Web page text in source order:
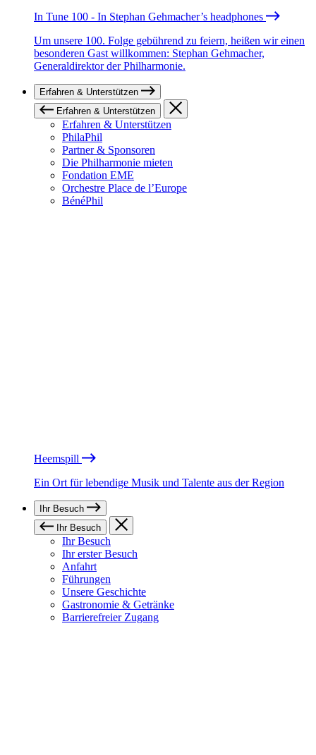
In Tune 100 - In Stephan Gehmacher’s headphones
Um unsere 100. Folge gebührend zu feiern, heißen wir einen
besonderen Gast willkommen: Stephan Gehmacher,
Generaldirektor der Philharmonie.
Erfahren & Unterstützen
Erfahren & Unterstützen
Erfahren & Unterstützen
PhilaPhil
Partner & Sponsoren
Die Philharmonie mieten
Fondation EME
Orchestre Place de l’Europe
BénéPhil
Heemspill
Ein Ort für lebendige Musik und Talente aus der Region
Ihr Besuch
Ihr Besuch
Ihr Besuch
Ihr erster Besuch
Anfahrt
Führungen
Unsere Geschichte
Gastronomie & Getränke
Barrierefreier Zugang